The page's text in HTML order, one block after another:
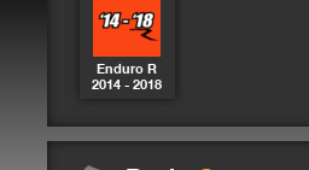
Enduro R
2014 - 2018